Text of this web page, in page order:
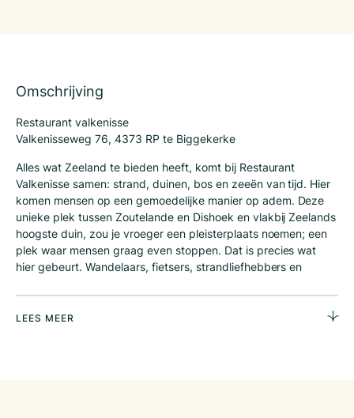
Omschrijving
Restaurant valkenisse
Valkenisseweg 76, 4373 RP te Biggekerke
Alles wat Zeeland te bieden heeft, komt bij Restaurant
Valkenisse samen: strand, duinen, bos en zeeën van tijd. Hier
komen mensen op een gemoedelijke manier op adem. Deze
unieke plek tussen Zoutelande en Dishoek en vlakbij Zeelands
hoogste duin, zou je vroeger een pleisterplaats noemen; een
plek waar mensen graag even stoppen. Dat is precies wat
hier gebeurt. Wandelaars, fietsers, strandliefhebbers en
samen. Voor een sfeervol plekje op het terras of een gezellig
tafeltje binnen in het sfeervolle restaurant.
LEES MEER